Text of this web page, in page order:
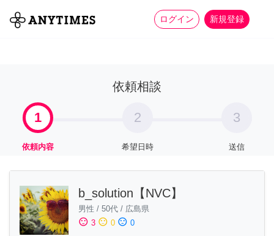
ログイン 新規登録
全て 家事 more_horiz
依頼相談
1
依頼内容
2
希望日時
3
送信
b_solution【NVC】
男性 / 50代 / 広島県
sentiment_satisfied 3 sentiment_neutral 0 sentiment_dissatisfied 0